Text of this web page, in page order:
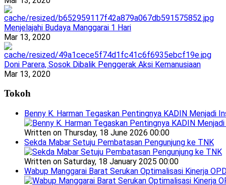
Menjelajahi Budaya Manggarai 1 Hari
Mar 13, 2020
Doni Parera, Sosok Dibalik Penggerak Aksi Kemanusiaan
Mar 13, 2020
Tokoh
Benny K. Harman Tegaskan Pentingnya KADIN Menjadi
Written on Thursday, 18 June 2026 00:00
Sekda Mabar Setuju Pembatasan Pengunjung ke TNK
Written on Saturday, 18 January 2025 00:00
Wabup Manggarai Barat Serukan Optimalisasi Kinerja